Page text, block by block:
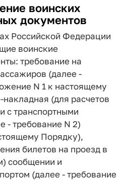
воинских
документов
Российской Федерации
воинские
требование на
(далее -
N 1 к настоящему
(для расчетов
с транспортными
- требование N 2)
Порядку),
билетов на проезд в
сообщении и
(далее - требование